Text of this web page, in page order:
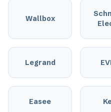
Wallbox
Legrand
Easee